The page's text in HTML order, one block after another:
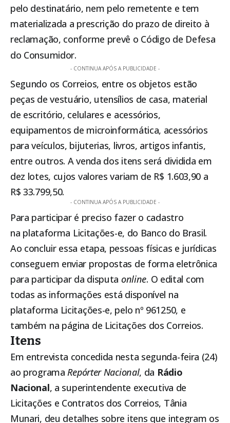
pelo destinatário, nem pelo remetente e tem
materializada a prescrição do prazo de direito à
reclamação, conforme prevê o Código de Defesa
do Consumidor.
- CONTINUA APÓS A PUBLICIDADE -
Segundo os Correios, entre os objetos estão
peças de vestuário, utensílios de casa, material
de escritório, celulares e acessórios,
equipamentos de microinformática, acessórios
para veículos, bijuterias, livros, artigos infantis,
entre outros. A venda dos itens será dividida em
dez lotes, cujos valores variam de R$ 1.603,90 a
R$ 33.799,50.
- CONTINUA APÓS A PUBLICIDADE -
Para participar é preciso fazer o cadastro
na plataforma Licitações-e, do Banco do Brasil.
Ao concluir essa etapa, pessoas físicas e jurídicas
conseguem enviar propostas de forma eletrônica
para participar da disputa online. O edital com
todas as informações está disponível na
plataforma Licitações-e, pelo nº 961250, e
também na página de Licitações dos Correios.
Itens
Em entrevista concedida nesta segunda-feira (24)
ao programaRepórter Nacional, da Rádio
Nacional, a superintendente executiva de
Licitações e Contratos dos Correios, Tânia
Munari, deu detalhes sobre itens que integram os